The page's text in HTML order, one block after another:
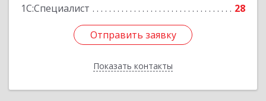
1С:Специалист 28
Отправить заявку
Показать контакты
Отправить заявку
Назад